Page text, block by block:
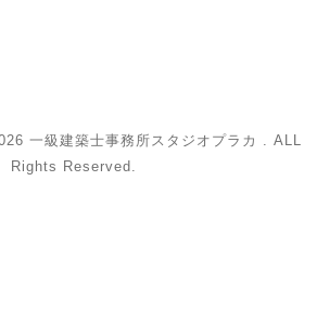
一級建築士事務所スタジオプラカ . ALL
Rights Reserved.